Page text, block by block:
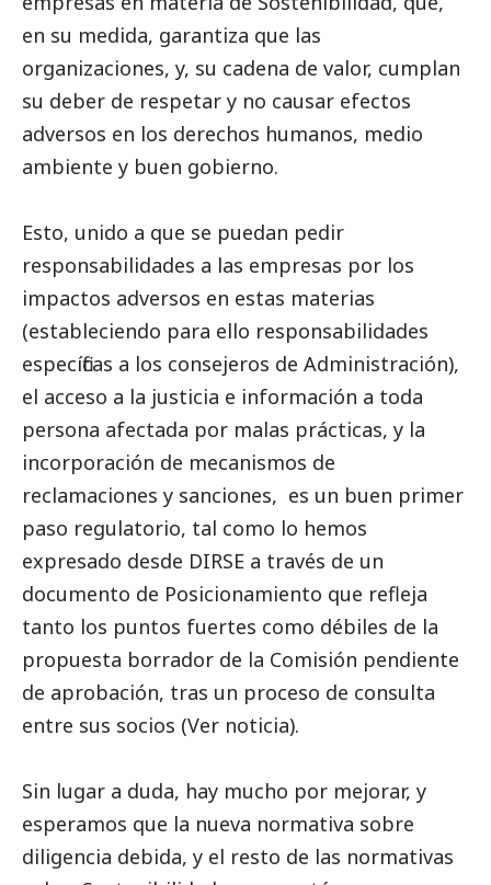
en su medida, garantiza que las
organizaciones, y, su cadena de valor, cumplan
su deber de respetar y no causar efectos
adversos en los derechos humanos, medio
ambiente y buen gobierno.
Esto, unido a que se puedan pedir
responsabilidades a las empresas por los
impactos adversos en estas materias
(estableciendo para ello responsabilidades
específicas a los consejeros de Administración),
el acceso a la justicia e información a toda
persona afectada por malas prácticas, y la
incorporación de mecanismos de
reclamaciones y sanciones, es un buen primer
paso regulatorio, tal como lo hemos
expresado desde DIRSE a través de un
documento de Posicionamiento que refleja
tanto los puntos fuertes como débiles de la
propuesta borrador de la Comisión pendiente
de aprobación, tras un proceso de consulta
entre sus socios (Ver noticia).
Sin lugar a duda, hay mucho por mejorar, y
esperamos que la nueva normativa sobre
diligencia debida, y el resto de las normativas